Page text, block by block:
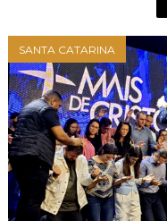
SANTA CATARINA